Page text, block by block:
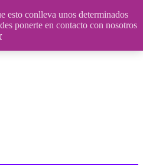
esto conlleva unos determinados
ponerte en contacto con nosotros